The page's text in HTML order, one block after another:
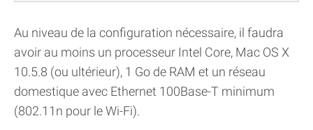
Au niveau de la configuration nécessaire, il faudra
avoir au moins un processeur Intel Core, Mac OS X
10.5.8 (ou ultérieur), 1 Go de RAM et un réseau
domestique avec Ethernet 100Base-T minimum
(802.11n pour le Wi-Fi).